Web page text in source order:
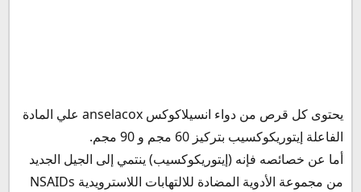
يحتوى كل قرص من دواء انسيلاكوكس anselacox علي المادة
الفاعلة إيتوريكوكسيب بتركيز 60 مجم و 90 مجم.
أما عن خصائصه فإنه (إيتوريكوكسيب) ينتمي إلى الجيل الجديد
من مجموعة الأدوية المضادة للالتهابات اللاسترويدية NSAIDs